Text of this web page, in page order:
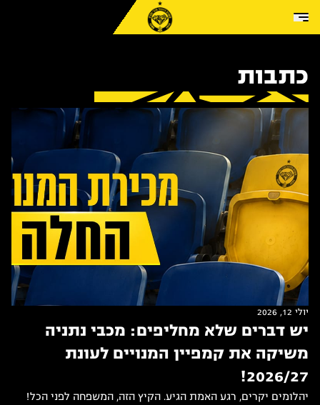
כתבות
יולי 12, 2026
יש דברים שלא מחליפים: מכבי נתניה
משיקה את קמפיין המנויים לעונת
2026/27!
יהלומים יקרים, רגע האמת הגיע. הקיץ הזה, המשפחה לפני הכל!